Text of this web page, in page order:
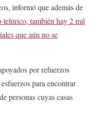
informó que además de
telúrico, también hay 2 mil
que aún no se
por refuerzos
para encontrar
personas cuyas casas